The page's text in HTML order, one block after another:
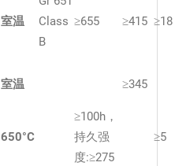
室温
Class
B
≥655 ≥415 ≥18
室温 ≥345
650°C
≥100h，
持久强
度:≥275
≥5